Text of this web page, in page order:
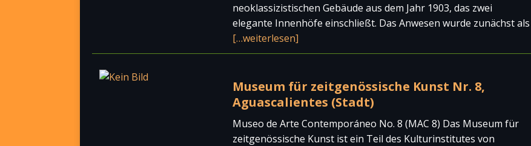
neoklassizistischen Gebäude aus dem Jahr 1903, das zwei
elegante Innenhöfe einschließt. Das Anwesen wurde zunächst als
[…weiterlesen]
Museum für zeitgenössische Kunst Nr. 8,
Aguascalientes (Stadt)
Museo de Arte Contemporáneo No. 8 (MAC 8) Das Museum für
zeitgenössische Kunst ist ein Teil des Kulturinstitutes von